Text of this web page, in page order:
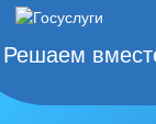
Решаем